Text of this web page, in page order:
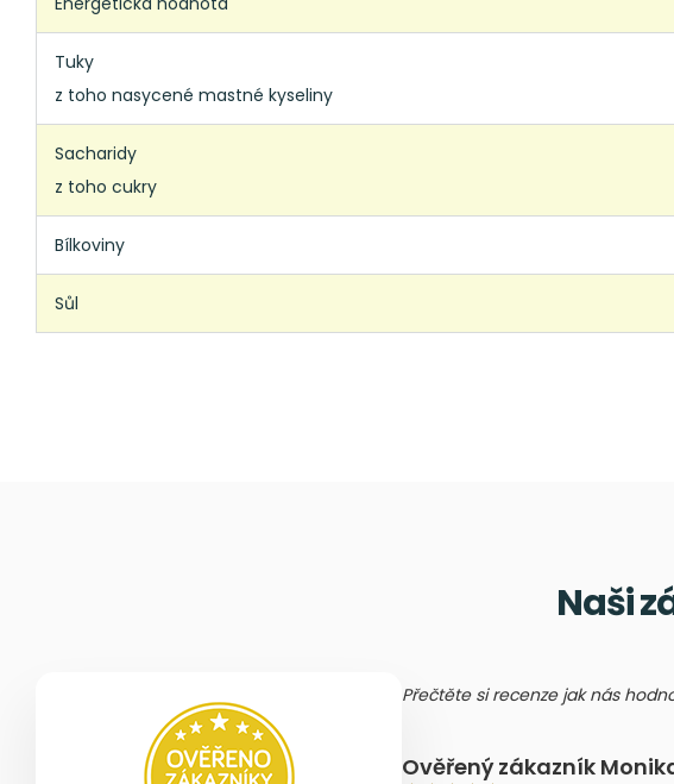
Tuky
z toho nasycené mastné kyseliny
Sacharidy
z toho cukry
Bílkoviny
Sůl
Naši
Přečtěte si recenze jak nás
Ověřený zákazník